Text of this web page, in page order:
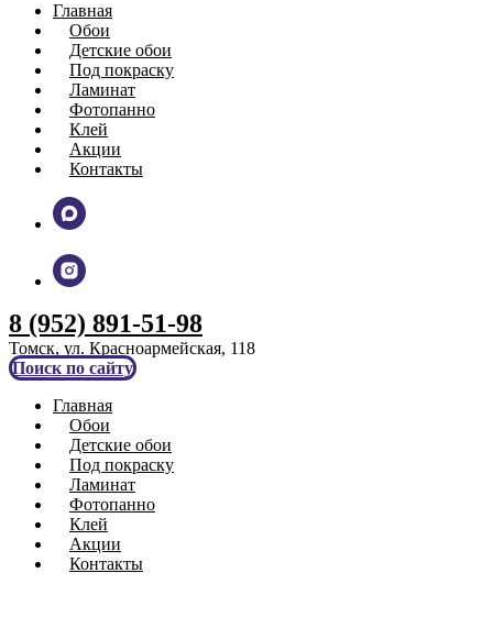
Главная
Обои
Детские обои
Под покраску
Ламинат
Фотопанно
Клей
Акции
Контакты
8 (952) 891-51-98
Томск, ул. Красноармейская, 118
Поиск по сайту
Главная
Обои
Детские обои
Под покраску
Ламинат
Фотопанно
Клей
Акции
Контакты